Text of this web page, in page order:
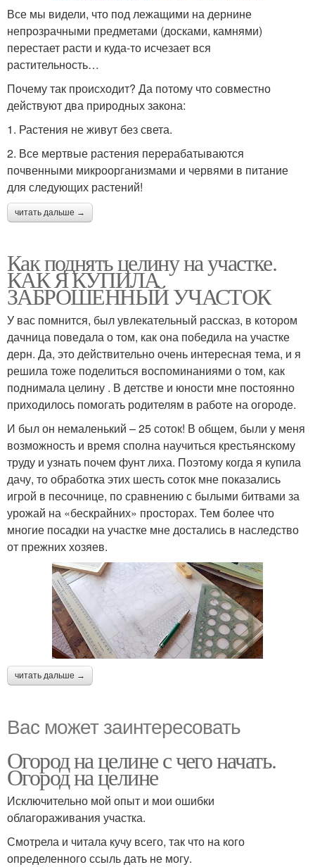
Все мы видели, что под лежащими на дернине
непрозрачными предметами (досками, камнями)
перестает расти и куда-то исчезает вся
растительность…
Почему так происходит? Да потому что совместно
действуют два природных закона:
1. Растения не живут без света.
2. Все мертвые растения перерабатываются
почвенными микроорганизмами и червями в питание
для следующих растений!
читать дальше →
Как поднять целину на участке.
КАК Я КУПИЛА
ЗАБРОШЕННЫЙ УЧАСТОК
У вас помнится, был увлекательный рассказ, в котором
дачница поведала о том, как она победила на участке
дерн. Да, это действительно очень интересная тема, и я
решила тоже поделиться воспоминаниями о том, как
поднимала целину . В детстве и юности мне постоянно
приходилось помогать родителям в работе на огороде.
И был он немаленький – 25 соток! В общем, были у меня
возможность и время сполна научиться крестьянскому
труду и узнать почем фунт лиха. Поэтому когда я купила
дачу, то обработка этих шесть соток мне показались
игрой в песочнице, по сравнению с былыми битвами за
урожай на «бескрайних» просторах. Тем более что
многие посадки на участке мне достались в наследство
от прежних хозяев.
читать дальше →
Вас может заинтересовать
Огород на целине с чего начать.
Огород на целине
Исключительно мой опыт и мои ошибки
облагораживания участка.
Смотрела и читала кучу всего, так что на кого
определенного ссыль дать не могу.